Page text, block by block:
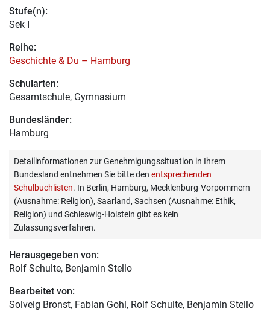
Stufe(n):
Sek I
Reihe:
Geschichte & Du – Hamburg
Schularten:
Gesamtschule, Gymnasium
Bundesländer:
Hamburg
Detailinformationen zur Genehmigungssituation in Ihrem
Bundesland entnehmen Sie bitte den entsprechenden
Schulbuchlisten. In Berlin, Hamburg, Mecklenburg-Vorpommern
(Ausnahme: Religion), Saarland, Sachsen (Ausnahme: Ethik,
Religion) und Schleswig-Holstein gibt es kein
Zulassungsverfahren.
Herausgegeben von:
Rolf Schulte, Benjamin Stello
Bearbeitet von:
Solveig Bronst, Fabian Gohl, Rolf Schulte, Benjamin Stello